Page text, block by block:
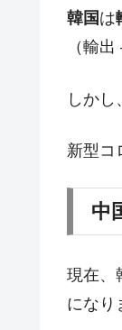
『
『
『
『
『
韓国 は
（輸
しかし
新型コ
中
現在、
になり